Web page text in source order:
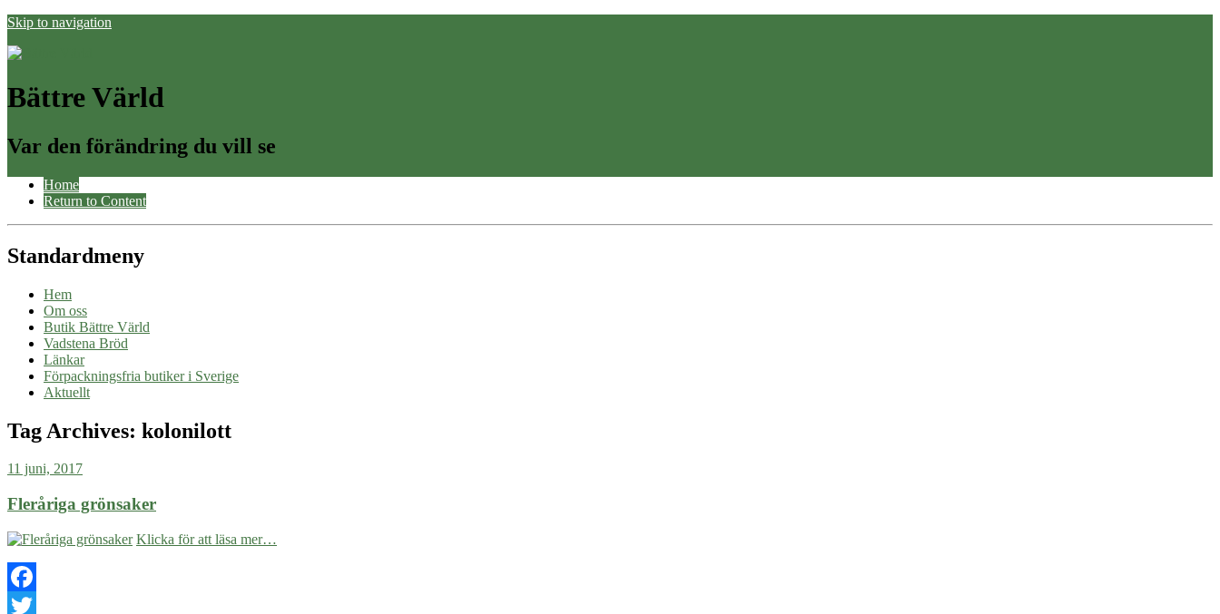
Skip to navigation
Bättre Värld
Var den förändring du vill se
Home
Return to Content
Standardmeny
Hem
Om oss
Butik Bättre Värld
Vadstena Bröd
Länkar
Förpackningsfria butiker i Sverige
Aktuellt
Tag Archives: kolonilott
11 juni, 2017
Fleråriga grönsaker
Klicka för att läsa mer…
Facebook